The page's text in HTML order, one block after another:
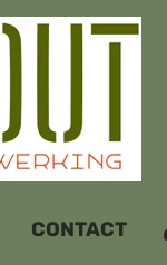
CONTACT